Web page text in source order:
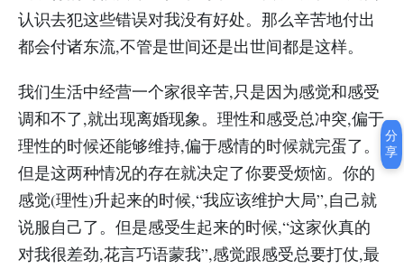
认识去犯这些错误对我没有好处。那么辛苦地付出
都会付诸东流,不管是世间还是出世间都是这样。
我们生活中经营一个家很辛苦,只是因为感觉和感受
调和不了,就出现离婚现象。理性和感受总冲突,偏于
理性的时候还能够维持,偏于感情的时候就完蛋了。
但是这两种情况的存在就决定了你要受烦恼。你的
感觉(理性)升起来的时候,“我应该维护大局”,自己就
说服自己了。但是感受生起来的时候,“这家伙真的
对我很差劲,花言巧语蒙我”,感觉跟感受总要打仗,最
分
享